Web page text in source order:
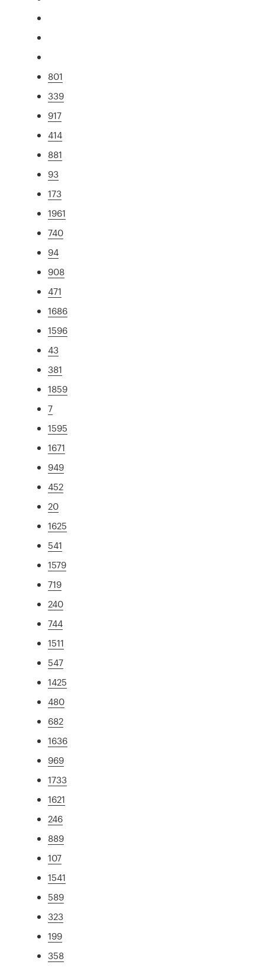
801
339
917
414
881
93
173
1961
740
94
908
471
1686
1596
43
381
1859
7
1595
1671
949
452
20
1625
541
1579
719
240
744
1511
547
1425
480
682
1636
969
1733
1621
246
889
107
1541
589
323
199
358